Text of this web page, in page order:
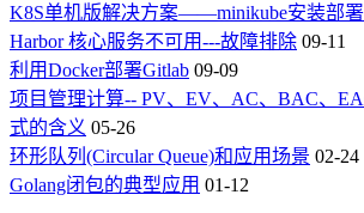
K8S单机版解决方案——minikube安装部
Harbor 核心服务不可用---故障排除 09-11
利用Docker部署Gitlab 09-09
项目管理计算-- PV、EV、AC、BAC、
式的含义 05-26
环形队列(Circular Queue)和应用场景 02-24
Golang闭包的典型应用 01-12